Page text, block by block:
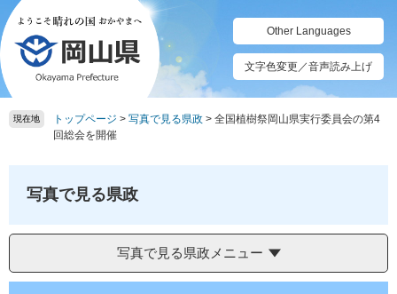
ペ
ー
ジ
の
先
頭
メ
ニ
ュ
ー
を
飛
Other Languages
文字色変更／音声読み上げ
現在地 トップページ > 写真で見る県政 > 全国植樹祭岡山県実行委員会の第4
回総会を開催
写真で見る県政
写真で見る県政メニュー